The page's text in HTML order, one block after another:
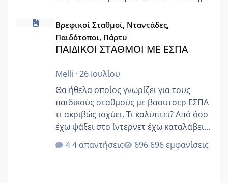
ΠΑΙΔΙΚΟΙ ΣΤΑΘΜΟΙ ΜΕ ΕΣΠΑ
Βρεφικοί Σταθμοί, Νταντάδες,
Παιδότοποι, Πάρτυ
ΠΑΙΔΙΚΟΙ ΣΤΑΘΜΟΙ ΜΕ ΕΣΠΑ
Melli · 26 Ιουλίου
Θα ήθελα οποίος γνωρίζει για τους
παιδικούς σταθμούς με βαουτσερ ΕΣΠΑ
τι ακριβώς ισχύει. Τι καλύπτει? Από όσο
έχω ψάξει στο ίντερνετ έχω καταλάβει
ότι το βαουτσερ καλύπτει όλα τα
δίδακτρα και τα τροφεια του ιδιωτικού
4 απαντήσεις 696 εμφανίσεις